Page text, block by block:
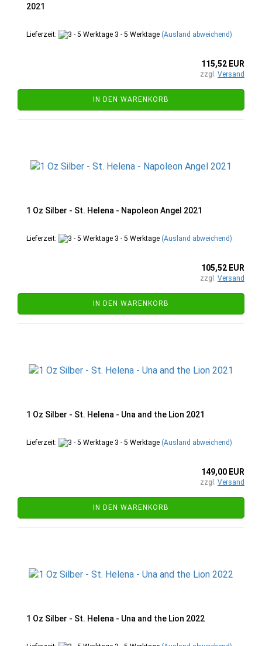
2021
Lieferzeit: 3 - 5 Werktage (Ausland abweichend)
115,52 EUR
zzgl. Versand
IN DEN WARENKORB
1 Oz Silber - St. Helena - Napoleon Angel 2021
Lieferzeit: 3 - 5 Werktage (Ausland abweichend)
105,52 EUR
zzgl. Versand
IN DEN WARENKORB
1 Oz Silber - St. Helena - Una and the Lion 2021
Lieferzeit: 3 - 5 Werktage (Ausland abweichend)
149,00 EUR
zzgl. Versand
IN DEN WARENKORB
1 Oz Silber - St. Helena - Una and the Lion 2022